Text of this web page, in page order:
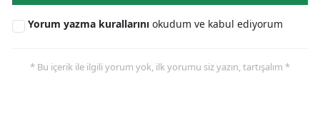
Yorum yazma kurallarını okudum ve kabul ediyorum
* Bu içerik ile ilgili yorum yok, ilk yorumu siz yazın, tartışalım *